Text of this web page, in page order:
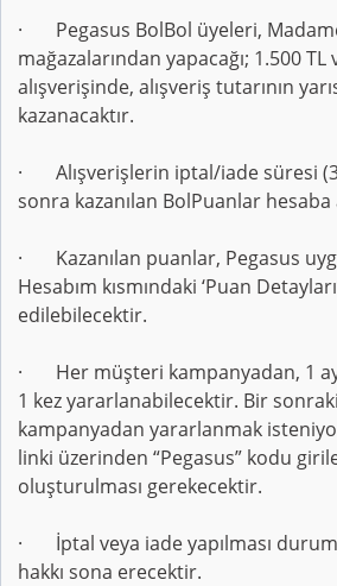
· Pegasus BolBol üyeleri,
mağazalarından yapacağı; 1.500 TL
alışverişinde, alışveriş tutarının
kazanacaktır.
· Alışverişlerin iptal/iade süresi
sonra kazanılan BolPuanlar hesaba
· Kazanılan puanlar, Pegasus
Hesabım kısmındaki ‘Puan
edilebilecektir.
· Her müşteri kampanyadan, 1
1 kez yararlanabilecektir. Bir
kampanyadan yararlanmak
linki üzerinden “Pegasus” kodu
oluşturulması gerekecektir.
· İptal veya iade yapılması
hakkı sona erecektir.